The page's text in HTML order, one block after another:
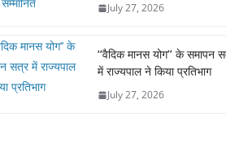
July 27, 2026
‘‘वैदिक मानस योग’’ के समापन
में राज्यपाल ने किया प्रतिभाग
July 27, 2026